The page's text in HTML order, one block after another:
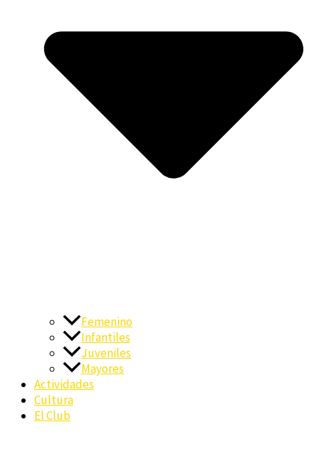
Femenino
Infantiles
Juveniles
Mayores
Actividades
Cultura
El Club